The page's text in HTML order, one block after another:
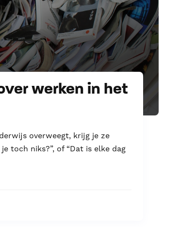
werken in het
overweegt, krijg je ze
toch niks?”, of “Dat is elke dag